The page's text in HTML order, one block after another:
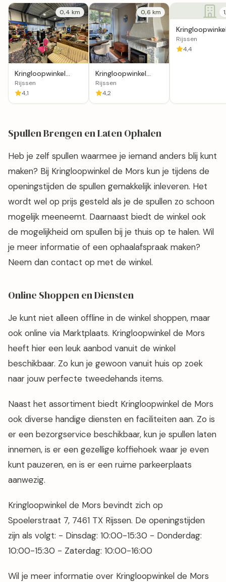
0,4 km
Kringloopwinkel
Dorcas Winkel
Rijssen
Rijssen
4,1
0,6 km
Kringloopwinkel
bedrijf Rijssen-
Holten
Rijssen
4,2
Stichting
Rijssen
Rijssen
4,4
Spullen Brengen en Laten Ophalen
Heb je zelf spullen waarmee je iemand anders blij kunt
maken? Bij Kringloopwinkel de Mors kun je tijdens de
openingstijden de spullen gemakkelijk inleveren. Het
wordt wel op prijs gesteld als je de spullen zo schoon
mogelijk meeneemt. Daarnaast biedt de winkel ook
de mogelijkheid om spullen bij je thuis op te halen. Wil
je meer informatie of een ophaalafspraak maken?
Neem dan contact op met de winkel.
Online Shoppen en Diensten
Je kunt niet alleen offline in de winkel shoppen, maar
ook online via Marktplaats. Kringloopwinkel de Mors
heeft hier een leuk aanbod vanuit de winkel
beschikbaar. Zo kun je gewoon vanuit huis op zoek
naar jouw perfecte tweedehands items.
Naast het assortiment biedt Kringloopwinkel de Mors
ook diverse handige diensten en faciliteiten aan. Zo is
er een bezorgservice beschikbaar, kun je spullen laten
innemen, is er een gezellige koffiehoek waar je even
kunt pauzeren, en is er een ruime parkeerplaats
aanwezig.
Kringloopwinkel de Mors bevindt zich op
Spoelerstraat 7, 7461 TX Rijssen. De openingstijden
zijn als volgt: - Dinsdag: 10:00-15:30 - Donderdag:
10:00-15:30 - Zaterdag: 10:00-16:00
Wil je meer informatie over Kringloopwinkel de Mors